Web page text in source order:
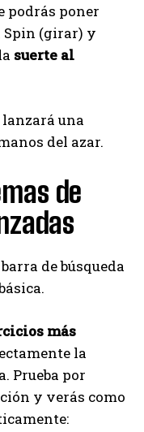
podrás poner
Spin (girar) y
suerte al
lanzará una
del azar.
de
de búsqueda
más
la
Prueba por
y verás como